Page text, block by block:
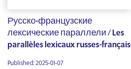
Русско-французские
лексические параллели / Les
parallèles lexicaux russes-français
Published: 2025-01-07